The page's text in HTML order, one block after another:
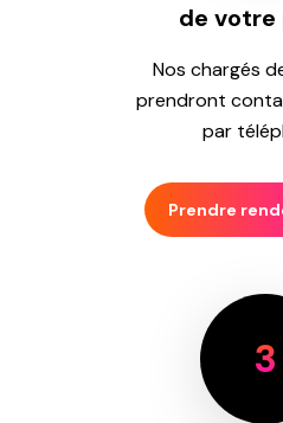
de
Nos chargés
prendront
par
Prendre
3